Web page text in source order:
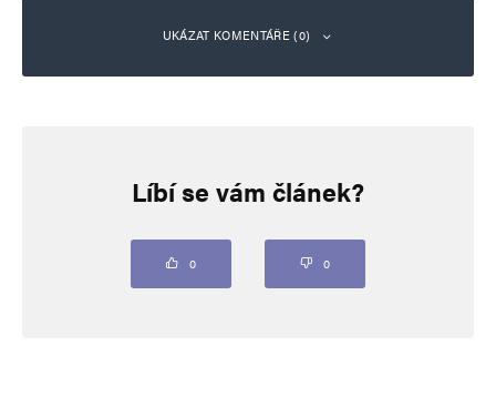
UKÁZAT KOMENTÁŘE (0)
Vaše e-mailová adresa nebude zveřejněna. Vyžadované informace jsou
Líbí se vám článek?
0 0